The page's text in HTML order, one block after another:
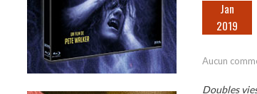
Jan
2019
Aucun
Doubles